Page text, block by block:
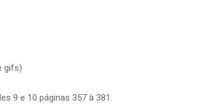
gifs)
9 e 10 páginas 357 à 381.